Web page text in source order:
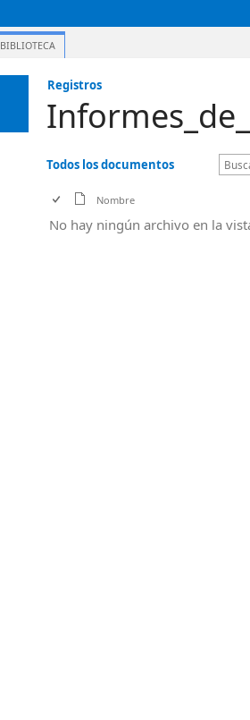
BIBLIOTECA
Registros
Todos los documentos
Nombre
No hay ningún archivo en la